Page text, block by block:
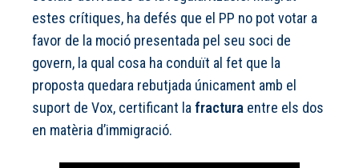
estes crítiques, ha defés que el PP no pot votar a
favor de la moció presentada pel seu soci de
govern, la qual cosa ha conduït al fet que la
proposta quedara rebutjada únicament amb el
suport de Vox, certificant la fractura entre els dos
en matèria d’immigració.